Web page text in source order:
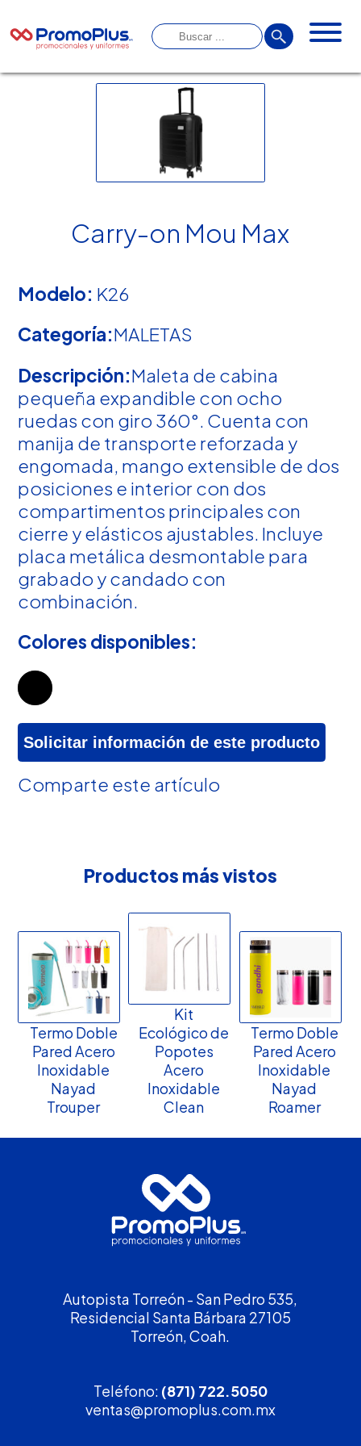
Carry-on Mou Max
Modelo: K26
Categoría:MALETAS
Descripción:Maleta de cabina
pequeña expandible con ocho
ruedas con giro 360°. Cuenta con
manija de transporte reforzada y
engomada, mango extensible de dos
posiciones e interior con dos
compartimentos principales con
cierre y elásticos ajustables. Incluye
placa metálica desmontable para
grabado y candado con
combinación.
Colores disponibles:
Solicitar información de este producto
Comparte este artículo
Productos más vistos
Termo Doble
Pared Acero
Inoxidable
Nayad
Trouper
Kit
Ecológico de
Popotes
Acero
Inoxidable
Clean
Termo Doble
Pared Acero
Inoxidable
Nayad
Roamer
Autopista Torreón - San Pedro 535,
Residencial Santa Bárbara 27105
Torreón, Coah.
Teléfono: (871) 722.5050
ventas@promoplus.com.mx